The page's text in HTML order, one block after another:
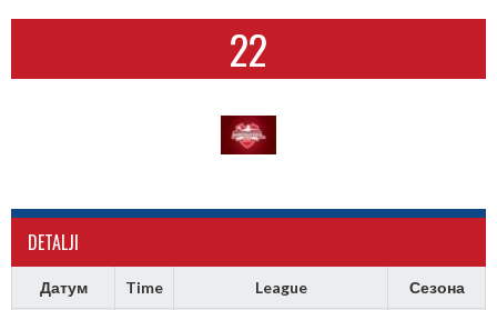
22
DETALJI
Датум Time League Сезона